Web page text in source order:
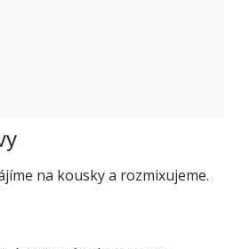
na kousky a rozmixujeme.